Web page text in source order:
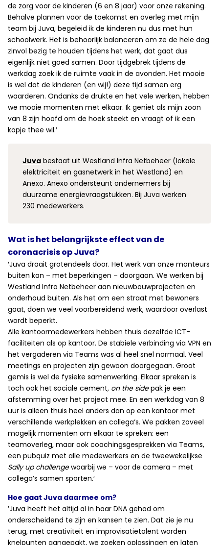
de zorg voor de kinderen (6 en 8 jaar) voor onze rekening.
Behalve plannen voor de toekomst en overleg met mijn
team bij Juva, begeleid ik de kinderen nu dus met hun
schoolwerk. Het is behoorlijk balanceren om ze de hele dag
zinvol bezig te houden tijdens het werk, dat gaat dus
eigenlijk niet goed samen. Door tijdgebrek tijdens de
werkdag zoek ik de ruimte vaak in de avonden. Het mooie
is wel dat de kinderen (en wij!) deze tijd samen erg
waarderen. Ondanks de drukte en het vele werken, hebben
we mooie momenten met elkaar. Ik geniet als mijn zoon
van 8 zijn hoofd om de hoek steekt en vraagt of ik een
kopje thee wil.′
Juva bestaat uit Westland Infra Netbeheer (lokale
elektriciteit en gasnetwerk in het Westland) en
Anexo. Anexo ondersteunt ondernemers bij
duurzame energievraagstukken. Bij Juva werken
230 medewerkers.
Wat is het belangrijkste effect van de
coronacrisis op Juva?
′Juva draait grotendeels door. Het werk van onze monteurs
buiten kan – met beperkingen – doorgaan. We werken bij
Westland Infra Netbeheer aan nieuwbouwprojecten en
onderhoud buiten. Als het om een straat met bewoners
gaat, doen we veel voorbereidend werk, waardoor overlast
wordt beperkt.
Alle kantoormedewerkers hebben thuis dezelfde ICT-
faciliteiten als op kantoor. De stabiele verbinding via VPN en
het vergaderen via Teams was al heel snel normaal. Veel
meetings en projecten zijn gewoon doorgegaan. Groot
gemis is wel de fysieke samenwerking. Elkaar spreken is
toch ook het sociale cement, on the sidepak je een
afstemming over het project mee. En een werkdag van 8
uur is alleen thuis heel anders dan op een kantoor met
verschillende werkplekken en collega’s. We pakken zoveel
mogelijk momenten om elkaar te spreken: een
teamoverleg, maar ook coachingsgesprekken via Teams,
een pubquiz met alle medewerkers en de tweewekelijkse
Sally up challengewaarbij we – voor de camera – met
collega’s samen sporten.′
Hoe gaat Juva daarmee om?
′Juva heeft het altijd al in haar DNA gehad om
onderscheidend te zijn en kansen te zien. Dat zie je nu
terug, met creativiteit en improvisatietalent worden
knelpunten aangepakt, we zoeken oplossingen en laten